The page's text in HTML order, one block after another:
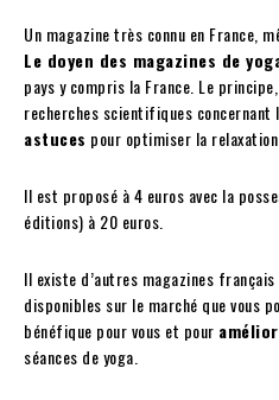
Un magazine très connu en France,
Le doyen des magazines de
pays y compris la France. Le
recherches scientifiques concernant
astuces pour optimiser la relaxation
Il est proposé à 4 euros avec la
éditions) à 20 euros.
Il existe d’autres magazines
disponibles sur le marché que vous
bénéfique pour vous et pour
séances de yoga.